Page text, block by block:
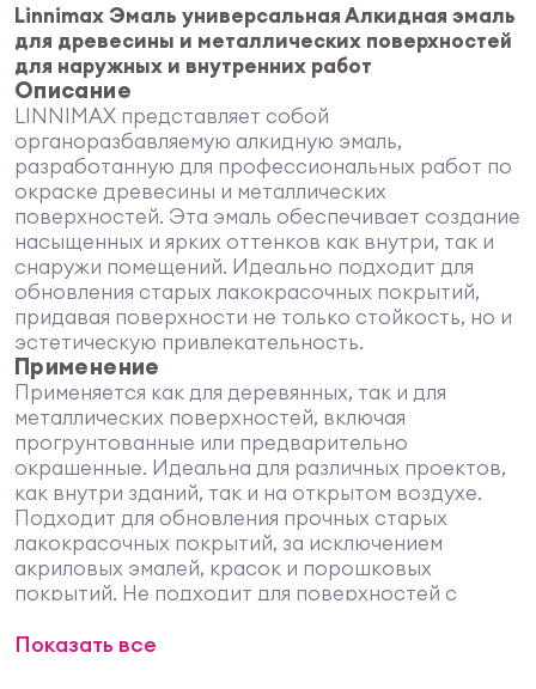
Linnimax Эмаль универсальная Алкидная эмаль
для древесины и металлических поверхностей
для наружных и внутренних работ
Описание
LINNIMAX представляет собой
органоразбавляемую алкидную эмаль,
разработанную для профессиональных работ по
окраске древесины и металлических
поверхностей. Эта эмаль обеспечивает создание
насыщенных и ярких оттенков как внутри, так и
снаружи помещений. Идеально подходит для
обновления старых лакокрасочных покрытий,
придавая поверхности не только стойкость, но и
эстетическую привлекательность.
Применение
Применяется как для деревянных, так и для
металлических поверхностей, включая
прогрунтованные или предварительно
окрашенные. Идеальна для различных проектов,
как внутри зданий, так и на открытом воздухе.
Подходит для обновления прочных старых
лакокрасочных покрытий, за исключением
акриловых эмалей, красок и порошковых
покрытий. Не подходит для поверхностей с
Обеспечивает оптимальную стойкость при
Показать все